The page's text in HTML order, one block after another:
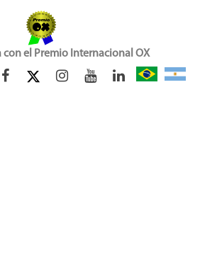
con el Premio Internacional OX